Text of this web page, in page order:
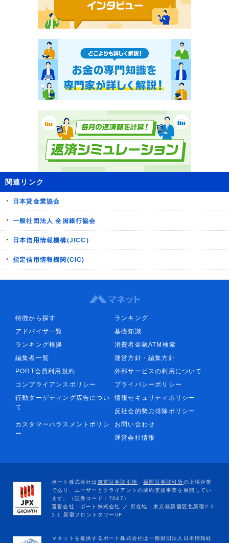
関連リンク
日本貸金業協会
一般社団法人 全国銀行協会
日本信用情報機構(JICC)
指定信用情報機関(CIC)
特徴から探す
ランキング
アドバイザ一覧
基礎知識
ランキング根拠
消費者金融ATM検索
編集者一覧
運営方針・編集方針
PORT会員利用規約
外部サービスの利用について
コンプライアンスポリシー
プライバシーポリシー
行動ターゲティング広告につい
て
情報セキュリティポリシー
反社会的勢力排除ポリシー
カスタマーハラスメントポリシ
ー
お問い合わせ
運営会社情報